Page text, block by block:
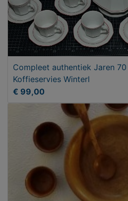
Compleet authentiek Jaren
Koffieservies Winterl
€ 99,00